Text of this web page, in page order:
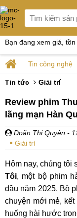
Bạn đang xem giá, tồn
Tin công nghệ
Tin tức Giải trí
Review phim
lãng mạn Hàn
Doãn Thị Quyên -
Giải trí
Hôm nay, chúng tôi
Tôi, một bộ phim
đầu năm 2025. Bộ
chuyện mới mẻ,
huống hài hước